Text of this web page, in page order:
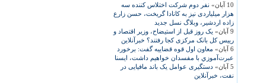
10 آبان»
نفر دوم شرکت اختلاس کننده سه
هزار ميلياردی نيز به کانادا گريخت، حسن زارع
زاده اردشير، وبلاگ نسل جديد
9 آبان»
يک روز قبل از استيضاح، وزير اقتصاد و
رييس کل بانک مرکزی کجا رفتند؟ خبرآنلاين
6 آبان»
معاون اول قوه قضاييه گفت: برخورد
عبرت‌آموزي با مفسدان خواهيم داشت، ایسنا
5 آبان»
دستگيری عوامل يک باند مافيايی در
نفت، خبرآنلاين